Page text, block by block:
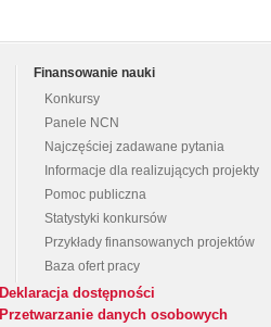
Finansowanie nauki
Konkursy
Panele NCN
Najczęściej zadawane pytania
Informacje dla realizujących projekty
Pomoc publiczna
Statystyki konkursów
Przykłady finansowanych projektów
Baza ofert pracy
Deklaracja dostępności
Przetwarzanie danych osobowych